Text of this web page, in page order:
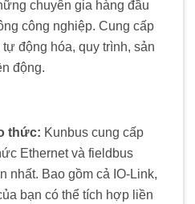
chuyên gia hàng đầu
công nghiệp. Cung cấp
động hóa, quy trình, sản
động.
thức: Kunbus cung cấp
Ethernet và fieldbus
nhất. Bao gồm cả IO-Link,
bạn có thể tích hợp liền